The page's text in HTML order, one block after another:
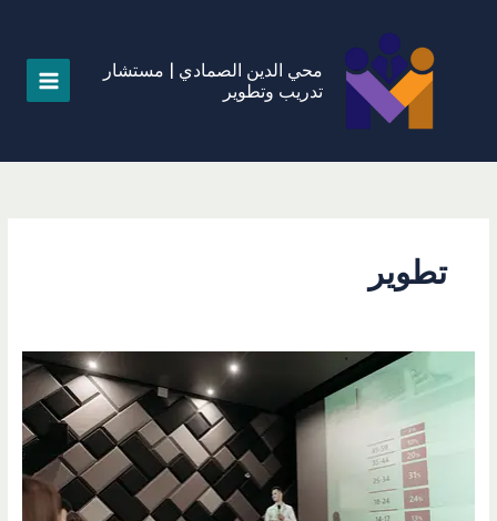
محي الدين الصمادي | مستشار
تدريب وتطوير
تطوير